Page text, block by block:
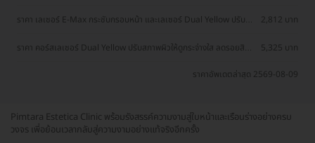
ราคา เลเซอร์ E-Max กระชับกรอบหน้า และเลเซอร์ Dual Yellow ปรับ
2,812 บาท
ราคา คอร์สเลเซอร์ Dual Yellow ปรับสภาพผิวให้ดูกระจ่างใส ลดรอยสิว
5,325 บาท
ราคาอัพเดตล่าสุด 2569-08-09
Pimtara Estetica Clinic พร้อมรังสรรค์ความงามสู่ใบหน้าและเรือนร่างอย่างครบ
วงจร เพี่อย้อนเวลากลับสู่ความงามอย่างแท้จริงอีกครั้ง